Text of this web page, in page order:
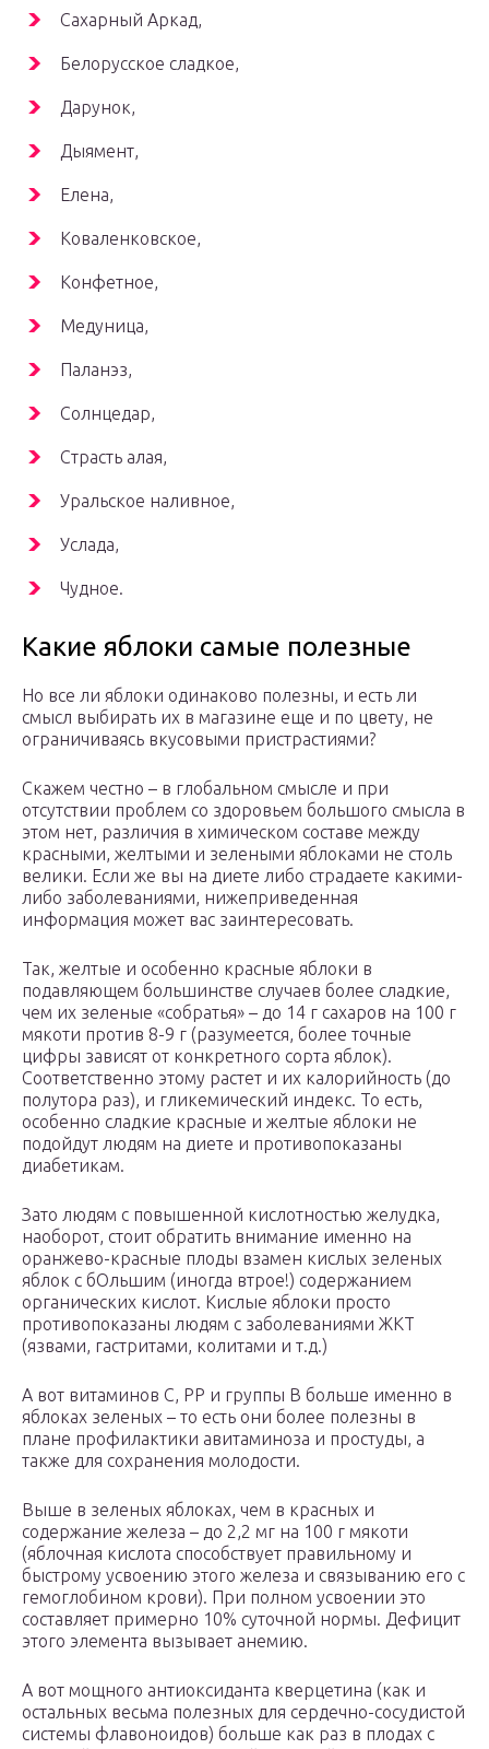
Сахарный Аркад,
Белорусское сладкое,
Дарунок,
Дыямент,
Елена,
Коваленковское,
Конфетное,
Медуница,
Паланэз,
Солнцедар,
Страсть алая,
Уральское наливное,
Услада,
Чудное.
Какие яблоки самые полезные
Но все ли яблоки одинаково полезны, и есть ли
смысл выбирать их в магазине еще и по цвету, не
ограничиваясь вкусовыми пристрастиями?
Скажем честно – в глобальном смысле и при
отсутствии проблем со здоровьем большого смысла в
этом нет, различия в химическом составе между
красными, желтыми и зелеными яблоками не столь
велики. Если же вы на диете либо страдаете какими-
либо заболеваниями, нижеприведенная
информация может вас заинтересовать.
Так, желтые и особенно красные яблоки в
подавляющем большинстве случаев более сладкие,
чем их зеленые «собратья» – до 14 г сахаров на 100 г
мякоти против 8-9 г (разумеется, более точные
цифры зависят от конкретного сорта яблок).
Соответственно этому растет и их калорийность (до
полутора раз), и гликемический индекс. То есть,
особенно сладкие красные и желтые яблоки не
подойдут людям на диете и противопоказаны
диабетикам.
Зато людям с повышенной кислотностью желудка,
наоборот, стоит обратить внимание именно на
оранжево-красные плоды взамен кислых зеленых
яблок с бОльшим (иногда втрое!) содержанием
органических кислот. Кислые яблоки просто
противопоказаны людям с заболеваниями ЖКТ
(язвами, гастритами, колитами и т.д.)
А вот витаминов С, РР и группы В больше именно в
яблоках зеленых – то есть они более полезны в
плане профилактики авитаминоза и простуды, а
также для сохранения молодости.
Выше в зеленых яблоках, чем в красных и
содержание железа – до 2,2 мг на 100 г мякоти
(яблочная кислота способствует правильному и
быстрому усвоению этого железа и связыванию его с
гемоглобином крови). При полном усвоении это
составляет примерно 10% суточной нормы. Дефицит
этого элемента вызывает анемию.
А вот мощного антиоксиданта кверцетина (как и
остальных весьма полезных для сердечно-сосудистой
системы флавоноидов) больше как раз в плодах с